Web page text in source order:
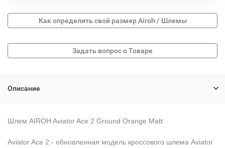
Как определить свой размер Airoh / Шлемы
Описание
Шлем AIROH Aviator Ace 2 Ground Orange Matt
Aviator Ace 2 - обновленная модель кроссового шлема Aviator